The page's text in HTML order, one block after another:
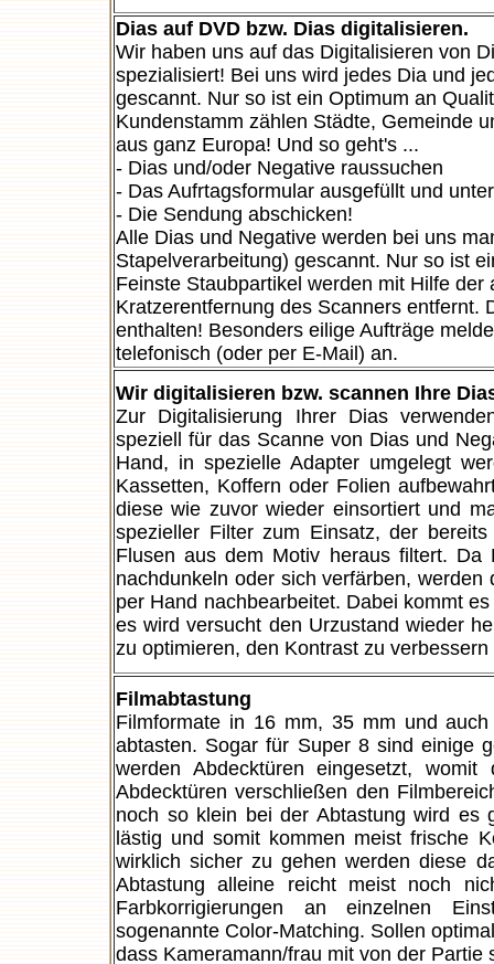
Dias auf DVD bzw. Dias digitalisieren.
Wir haben uns auf das Digitalisieren von
spezialisiert! Bei uns wird jedes Dia und
gescannt. Nur so ist ein Optimum an
Kundenstamm zählen Städte, Gemeinde
aus ganz Europa! Und so geht's ...
- Dias und/oder Negative raussuchen
- Das Aufrtagsformular ausgefüllt und
- Die Sendung abschicken!
Alle Dias und Negative werden bei uns
Stapelverarbeitung) gescannt. Nur so ist
Feinste Staubpartikel werden mit Hilfe der
Kratzerentfernung des Scanners entfernt.
enthalten! Besonders eilige Aufträge
telefonisch (oder per E-Mail) an.
Wir digitalisieren bzw. scannen Ihre
Zur Digitalisierung Ihrer Dias
speziell für das Scanne von Dias und
Hand, in spezielle Adapter umgelegt
Kassetten, Koffern oder Folien
diese wie zuvor wieder einsortiert und
spezieller Filter zum Einsatz, der
Flusen aus dem Motiv heraus filtert.
nachdunkeln oder sich verfärben,
per Hand nachbearbeitet. Dabei kommt
es wird versucht den Urzustand wieder
zu optimieren, den Kontrast zu
Filmabtastung
Filmformate in 16 mm, 35 mm und
abtasten. Sogar für Super 8 sind einige
werden Abdecktüren eingesetzt,
Abdecktüren verschließen den
noch so klein bei der Abtastung wird es
lästig und somit kommen meist frische
wirklich sicher zu gehen werden diese
Abtastung alleine reicht meist noch
Farbkorrigierungen an einzelnen
sogenannte Color-Matching. Sollen
dass Kameramann/frau mit von der